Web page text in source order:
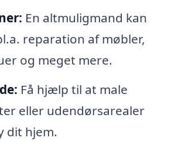
En altmuligmand kan
reparation af møbler,
og meget mere.
Få hjælp til at male
eller udendørsarealer
dit hjem.